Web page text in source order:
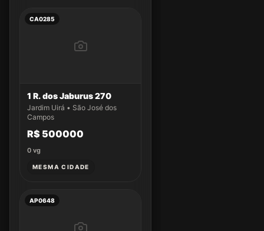
CA0285
1 R. dos Jaburus 270
Jardim Uirá • São José dos
Campos
R$ 500000
0 vg
MESMA CIDADE
AP0648